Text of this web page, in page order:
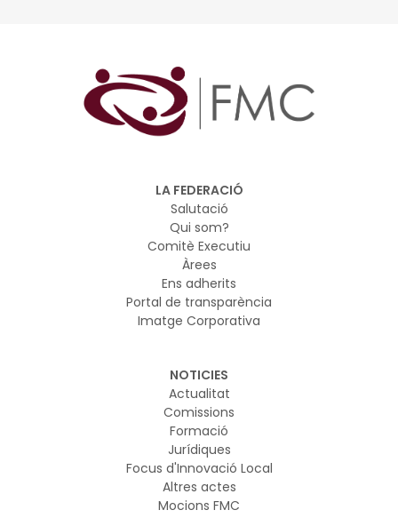
LA FEDERACIÓ
Salutació
Qui som?
Comitè Executiu
Àrees
Ens adherits
Portal de transparència
Imatge Corporativa
NOTICIES
Actualitat
Comissions
Formació
Jurídiques
Focus d'Innovació Local
Altres actes
Mocions FMC